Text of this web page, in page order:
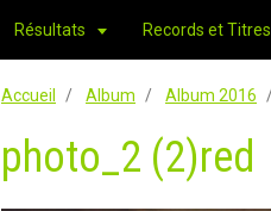
Résultats Records et Titres
Accueil Album Album 2016
photo_2 (2)red